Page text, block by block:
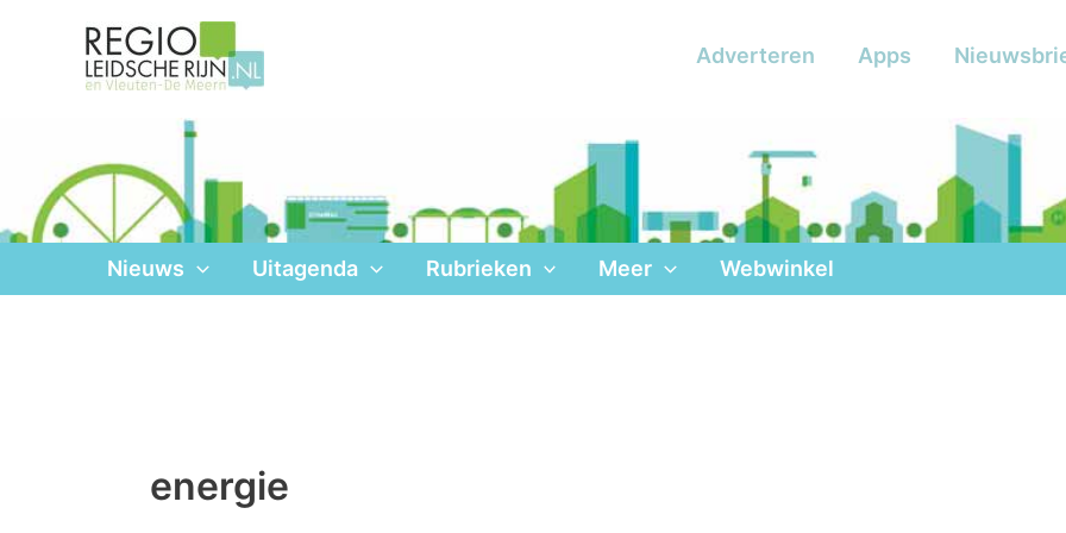
Adverteren Apps
Nieuws Uitagenda Rubrieken Meer Webwinkel
energie